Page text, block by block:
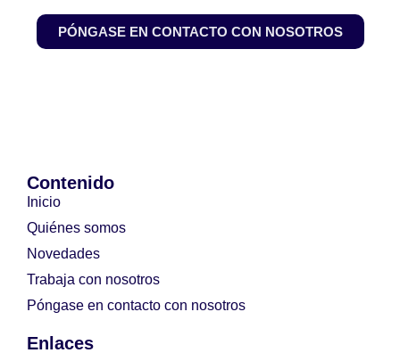
PÓNGASE EN CONTACTO CON NOSOTROS
Contenido
Inicio
Quiénes somos
Novedades
Trabaja con nosotros
Póngase en contacto con nosotros
Enlaces